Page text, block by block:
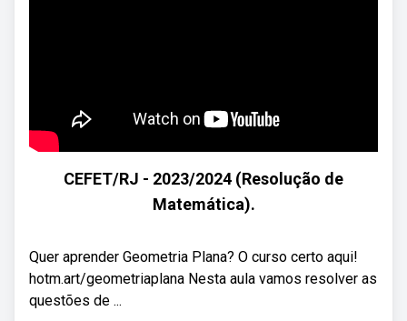
CEFET/RJ - 2023/2024 (Resolução de
Matemática).
Quer aprender Geometria Plana? O curso certo aqui!
hotm.art/geometriaplana Nesta aula vamos resolver as
questões de ...